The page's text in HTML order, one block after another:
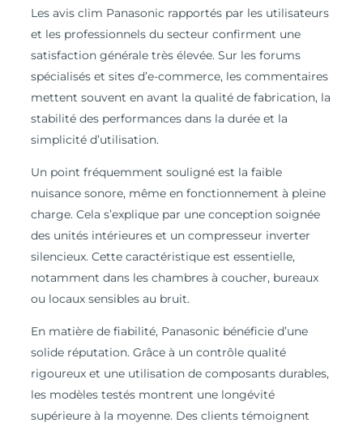
Les avis clim Panasonic rapportés par les utilisateurs
et les professionnels du secteur confirment une
satisfaction générale très élevée. Sur les forums
spécialisés et sites d’e-commerce, les commentaires
mettent souvent en avant la qualité de fabrication, la
stabilité des performances dans la durée et la
simplicité d’utilisation.
Un point fréquemment souligné est la faible
nuisance sonore, même en fonctionnement à pleine
charge. Cela s’explique par une conception soignée
des unités intérieures et un compresseur inverter
silencieux. Cette caractéristique est essentielle,
notamment dans les chambres à coucher, bureaux
ou locaux sensibles au bruit.
En matière de fiabilité, Panasonic bénéficie d’une
solide réputation. Grâce à un contrôle qualité
rigoureux et une utilisation de composants durables,
les modèles testés montrent une longévité
supérieure à la moyenne. Des clients témoignent